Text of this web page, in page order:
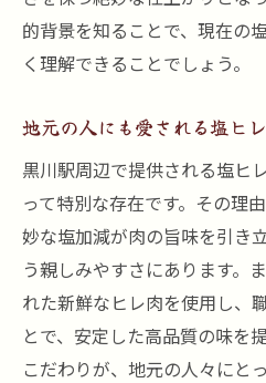
的背景を知ることで、現在の
く理解できることでしょう。
地元の人にも愛される塩ヒ
黒川駅周辺で提供される塩ヒ
って特別な存在です。その理
妙な塩加減が肉の旨味を引き
う親しみやすさにあります。
れた新鮮なヒレ肉を使用し、
とで、安定した高品質の味を
こだわりが、地元の人々にと